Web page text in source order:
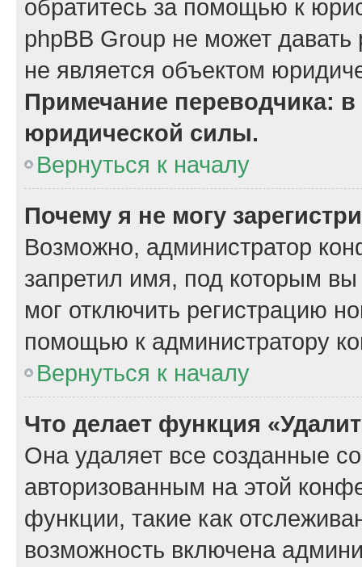
обратитесь за помощью к
phpBB Group не может
не является объектом
Примечание переводчика:
юридической силы.
Вернуться к началу
Почему я не могу
Возможно, администратор
запретил имя, под которым
мог отключить регистрацию
помощью к администратору
Вернуться к началу
Что делает функция
Она удаляет все созданные
авторизованным на этой
функции, такие как
возможность включена